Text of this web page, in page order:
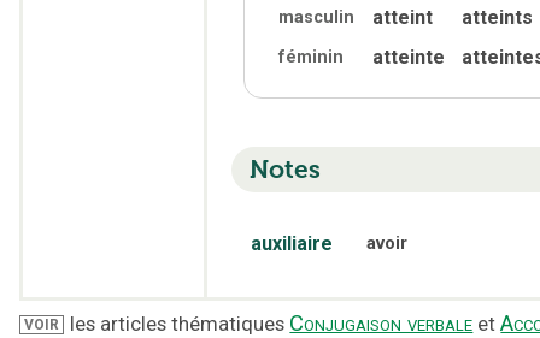
masculin
atteint atteints
féminin atteinte
Notes
auxiliaire avoir
VOIR les articles thématiques Conjugaison verbale et